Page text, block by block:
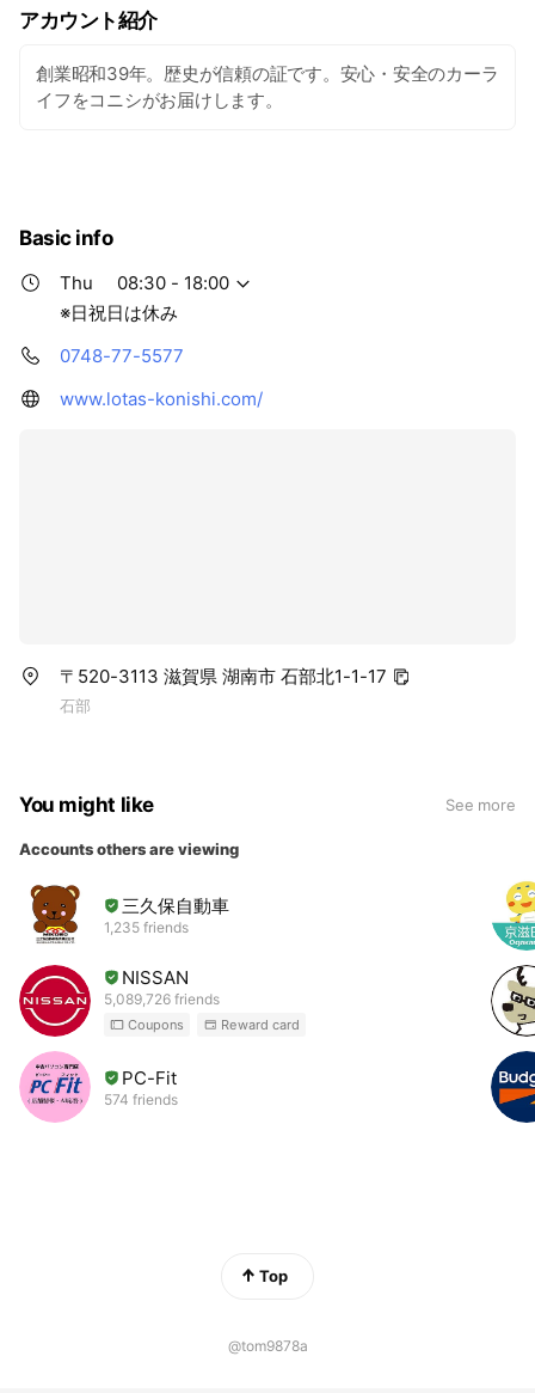
アカウント紹介
創業昭和39年。歴史が信頼の証です。安心・安全のカーラ
イフをコニシがお届けします。
Basic info
Thu
08:30 - 18:00
※日祝日は休み
0748-77-5577
www.lotas-konishi.com/
〒520-3113 滋賀県 湖南市 石部北1-1-17
石部
You might like See more
Accounts others are viewing
三久保自動車
1,235 friends
NISSAN
5,089,726 friends
Coupons Reward card
PC-Fit
574 friends
Top
@tom9878a